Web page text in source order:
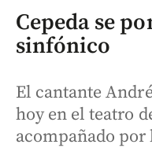
Cepeda se
sinfónico
El cantante
hoy en el teatro
acompañado por